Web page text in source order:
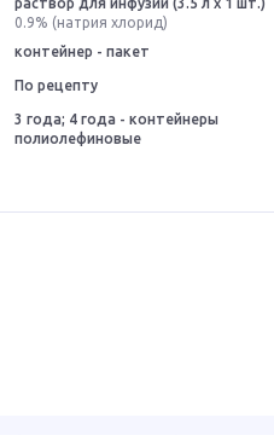
0.9% (натрия хлорид)
контейнер - пакет
По рецепту
3 года; 4 года - контейнеры
полиолефиновые